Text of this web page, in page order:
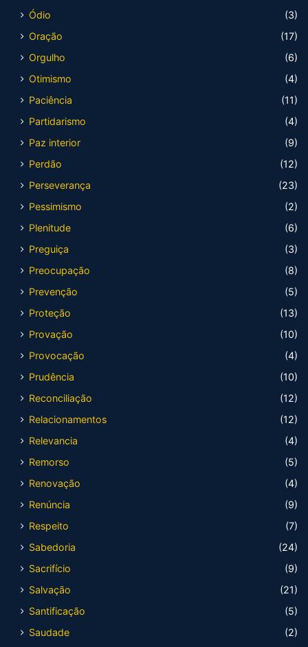
Ódio
(3)
Oração
(17)
Orgulho
(6)
Otimismo
(4)
Paciência
(11)
Partidarismo
(4)
Paz interior
(9)
Perdão
(12)
Perseverança
(23)
Pessimismo
(2)
Plenitude
(6)
Preguiça
(3)
Preocupação
(8)
Prevenção
(5)
Proteção
(13)
Provação
(10)
Provocação
(4)
Prudência
(10)
Reconciliação
(12)
Relacionamentos
(12)
Relevancia
(4)
Remorso
(5)
Renovação
(4)
Renúncia
(9)
Respeito
(7)
Sabedoria
(24)
Sacrifício
(9)
Salvação
(21)
Santificação
(5)
Saudade
(2)